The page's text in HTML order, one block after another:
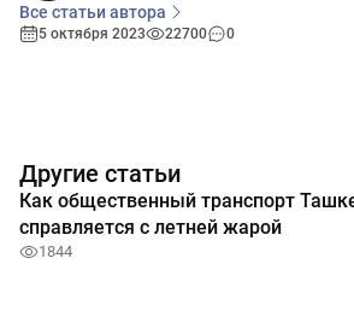
Все статьи автора
5 октября 2023 22700 0
Другие статьи
Как общественный транспорт
справляется с летней жарой
1844